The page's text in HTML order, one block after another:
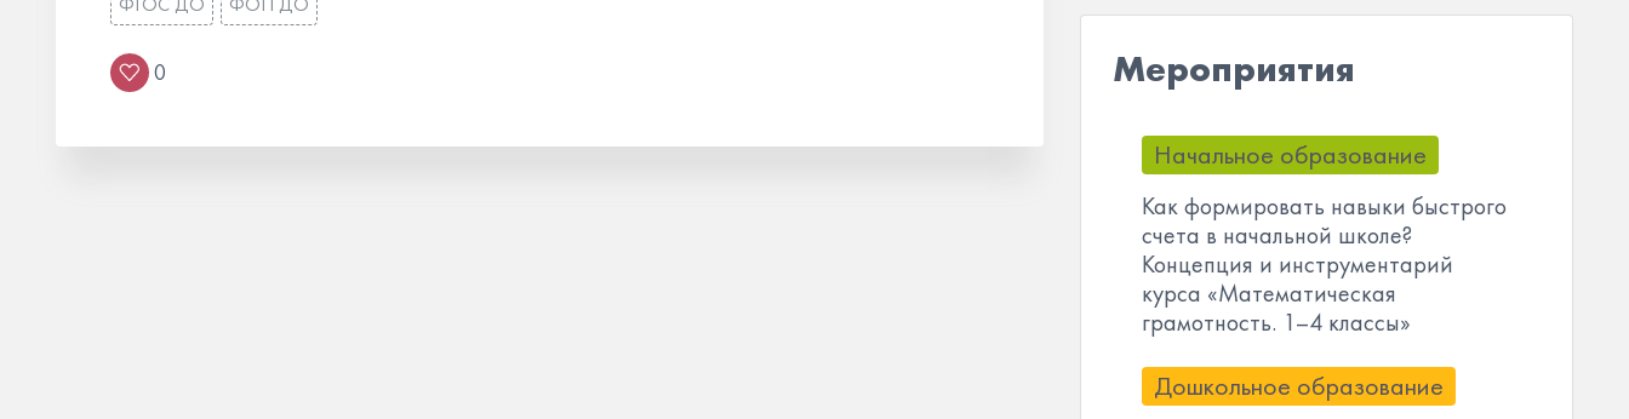
0 Мероприятия
Начальное образование
Как формировать навыки быстрого
счета в начальной школе?
Концепция и инструментарий
курса «Математическая
грамотность. 1–4 классы»
Дошкольное образование